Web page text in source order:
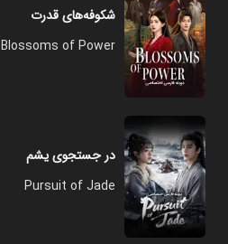
شکوفه‌های قدرت
Blossoms of Power
در جستجوی یشم
Pursuit of Jade